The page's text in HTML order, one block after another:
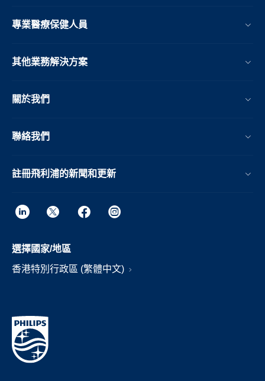
專業醫療保健人員
其他業務解決方案​
關於我們
聯絡我們
註冊飛利浦的新聞和更新
選擇國家/地區
香港特別行政區 (繁體中文)